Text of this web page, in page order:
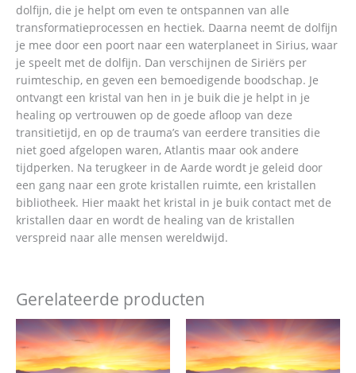
dolfijn, die je helpt om even te ontspannen van alle
transformatieprocessen en hectiek. Daarna neemt de dolfijn
je mee door een poort naar een waterplaneet in Sirius, waar
je speelt met de dolfijn. Dan verschijnen de Siriërs per
ruimteschip, en geven een bemoedigende boodschap. Je
ontvangt een kristal van hen in je buik die je helpt in je
healing op vertrouwen op de goede afloop van deze
transitietijd, en op de trauma’s van eerdere transities die
niet goed afgelopen waren, Atlantis maar ook andere
tijdperken. Na terugkeer in de Aarde wordt je geleid door
een gang naar een grote kristallen ruimte, een kristallen
bibliotheek. Hier maakt het kristal in je buik contact met de
kristallen daar en wordt de healing van de kristallen
verspreid naar alle mensen wereldwijd.
Gerelateerde producten